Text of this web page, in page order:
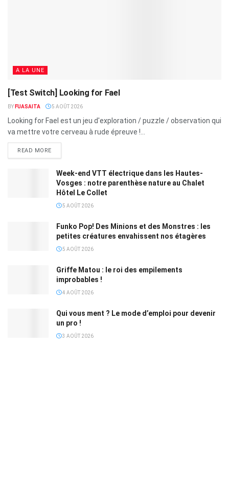
A LA UNE
[Test Switch] Looking for Fael
BY FUASAITA 5 AOÛT 2026
Looking for Fael est un jeu d'exploration / puzzle / observation qui
va mettre votre cerveau à rude épreuve !...
READ MORE
Week-end VTT électrique dans les Hautes-
Vosges : notre parenthèse nature au Chalet
Hôtel Le Collet
5 AOÛT 2026
Funko Pop! Des Minions et des Monstres : les
petites créatures envahissent nos étagères
5 AOÛT 2026
Griffe Matou : le roi des empilements
improbables !
4 AOÛT 2026
Qui vous ment ? Le mode d’emploi pour devenir
un pro !
3 AOÛT 2026